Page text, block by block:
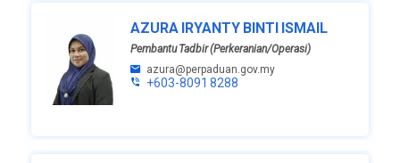
AZURA IRYANTY BINTI ISMAIL
Pembantu Tadbir (Perkeranian/Operasi)
azura@perpaduan.gov.my
+603-8091 8288